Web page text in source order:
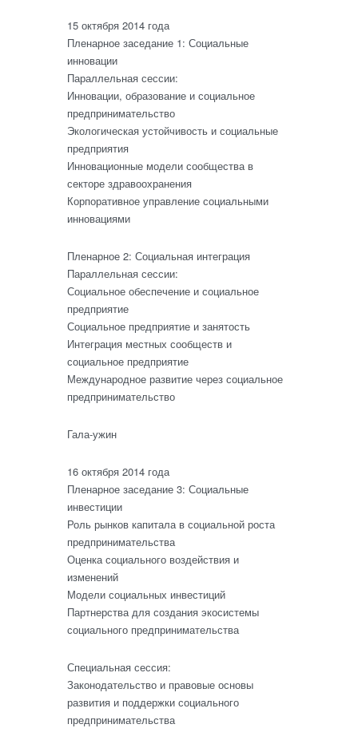
15 октября 2014 года
Пленарное заседание 1: Социальные
инновации
Параллельная сессии:
Инновации, образование и социальное
предпринимательство
Экологическая устойчивость и социальные
предприятия
Инновационные модели сообщества в
секторе здравоохранения
Корпоративное управление социальными
инновациями
Пленарное 2: Социальная интеграция
Параллельная сессии:
Социальное обеспечение и социальное
предприятие
Социальное предприятие и занятость
Интеграция местных сообществ и
социальное предприятие
Международное развитие через социальное
предпринимательство
Гала-ужин
16 октября 2014 года
Пленарное заседание 3: Социальные
инвестиции
Роль рынков капитала в социальной роста
предпринимательства
Оценка социального воздействия и
изменений
Модели социальных инвестиций
Партнерства для создания экосистемы
социального предпринимательства
Специальная сессия:
Законодательство и правовые основы
развития и поддержки социального
предпринимательства